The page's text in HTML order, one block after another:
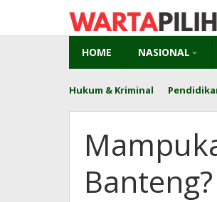
content
HOME NASIONAL
Hukum & Kriminal
Banteng?